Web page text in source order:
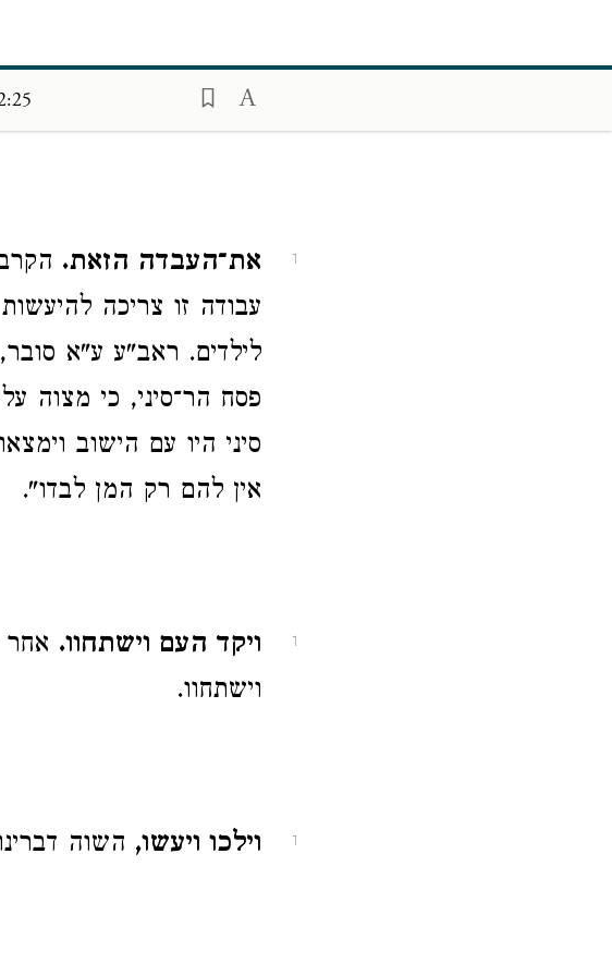
1 את־העבדה הזאת.
עבודה זו צריכה
לילדים. ראב"ע ע"א
פסח הר־סיני, כי מצוה
סיני היו עם הישוב
אין להם רק המן לבדו".
1 ויקד העם וישתחוו.
וישתחוו.
1 וילכו ויעשו, השוה